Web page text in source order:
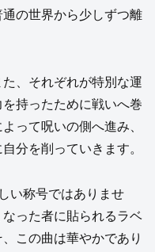
の世界から少しずつ離
た、それぞれが特別な運
持ったために戦いへ巻
って呪いの側へ進み、
分を削っていきます。
い称号ではありませ
った者に貼られるラベ
この曲は華やかであり